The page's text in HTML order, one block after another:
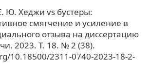
Ю. Хеджи vs бустеры:
смягчение и усиление в
отзыва на диссертацию
2023. Т. 18. № 2 (38).
10.18500/2311-0740-2023-18-2-